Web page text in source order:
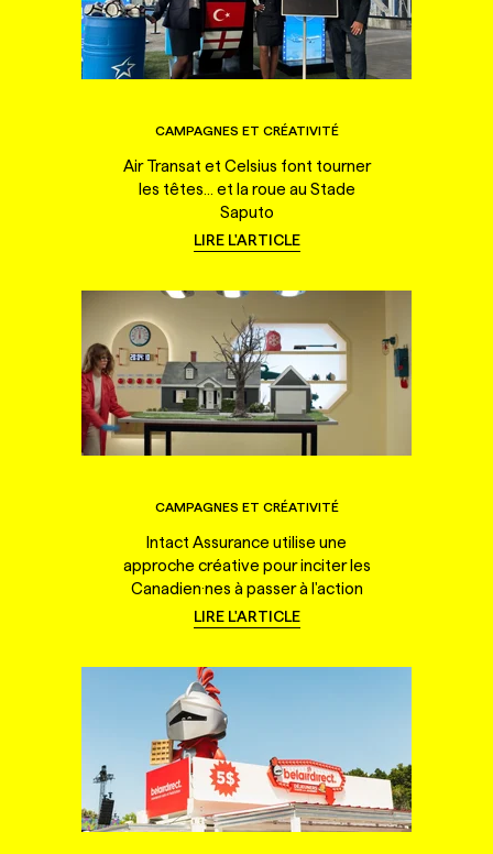
CAMPAGNES ET CRÉATIVITÉ
Air Transat et Celsius font tourner
les têtes... et la roue au Stade
Saputo
LIRE L'ARTICLE
CAMPAGNES ET CRÉATIVITÉ
Intact Assurance utilise une
approche créative pour inciter les
Canadien·nes à passer à l'action
LIRE L'ARTICLE